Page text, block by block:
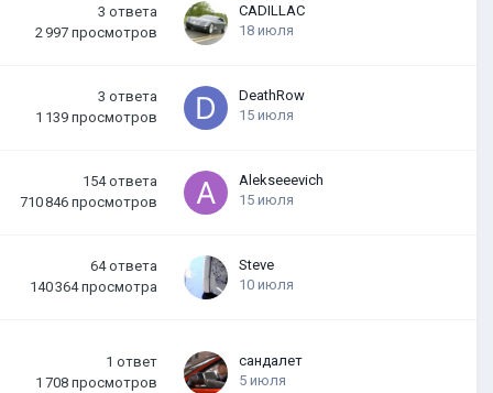
3 ответа
2 997 просмотров
CADILLAC
18 июля
3 ответа
1 139 просмотров
DeathRow
15 июля
154 ответа
710 846 просмотров
Alekseeevich
15 июля
64 ответа
140 364 просмотра
Steve
10 июля
1 ответ
1 708 просмотров
сандалет
5 июля